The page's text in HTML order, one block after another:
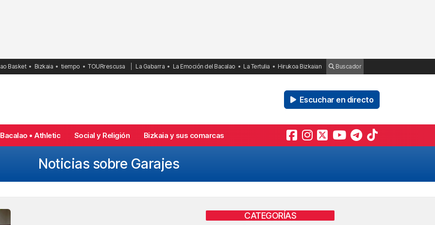
Basket Bizkaia tiempo TOURrescusa La Gabarra La Emoción del Bacalao La Tertulia Hirukoa Bizkaian Buscador
Escuchar en directo
Bacalao • Athletic Social y Religión Bizkaia y sus comarcas
Noticias sobre Garajes
CATEGORÍAS